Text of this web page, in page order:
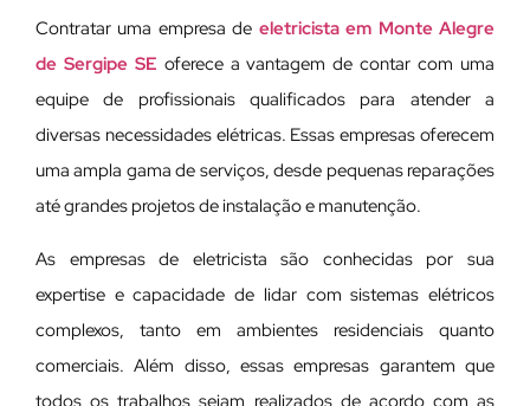
Contratar uma empresa de eletricista em Monte Alegre
de Sergipe SE oferece a vantagem de contar com uma
equipe de profissionais qualificados para atender a
diversas necessidades elétricas. Essas empresas oferecem
uma ampla gama de serviços, desde pequenas reparações
até grandes projetos de instalação e manutenção.
As empresas de eletricista são conhecidas por sua
expertise e capacidade de lidar com sistemas elétricos
complexos, tanto em ambientes residenciais quanto
comerciais. Além disso, essas empresas garantem que
todos os trabalhos sejam realizados de acordo com as